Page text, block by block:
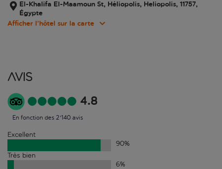
El-Khalifa El-Maamoun St, Héliopolis, Heliopolis, 11757,
Égypte
Afficher l’hôtel sur la carte
Avis
4.8
En fonction des 2'140 avis
Excellent
90%
Très bien
6%